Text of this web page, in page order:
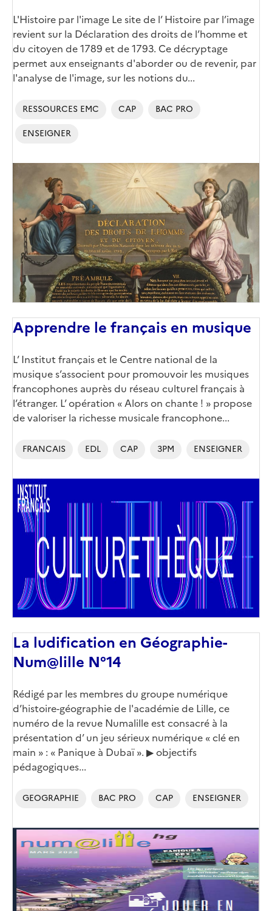
Corps
L'Histoire par l'image Le site de l’ Histoire par l’image
revient sur la Déclaration des droits de l’homme et
du citoyen de 1789 et de 1793. Ce décryptage
permet aux enseignants d'aborder ou de revenir, par
l'analyse de l'image, sur les notions du...
RESSOURCES EMC CAP
BAC PRO
ENSEIGNER
couverture
(conseillée)
Apprendre le français en musique
Corps
L’ Institut français et le Centre national de la
musique s’associent pour promouvoir les musiques
francophones auprès du réseau culturel français à
l’étranger. L’ opération « Alors on chante ! » propose
de valoriser la richesse musicale francophone...
FRANCAIS EDL CAP 3PM ENSEIGNER
Image
de
couverture
(conseillée)
La ludification en Géographie-
Num@lille N°14
Corps
Rédigé par les membres du groupe numérique
d’histoire-géographie de l'académie de Lille, ce
numéro de la revue Numalille est consacré à la
présentation d’ un jeu sérieux numérique « clé en
main » : « Panique à Dubaï ». ▶ objectifs
pédagogiques...
GEOGRAPHIE BAC PRO CAP ENSEIGNER
de
couverture
(conseillée)